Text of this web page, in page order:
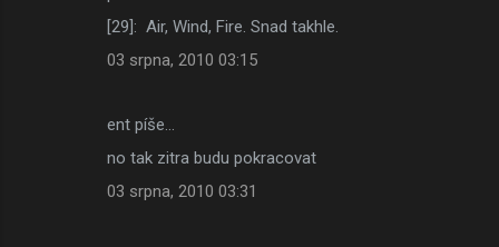
[29]: Air, Wind, Fire. Snad takhle.
03 srpna, 2010 03:15
ent píše…
no tak zitra budu pokracovat
03 srpna, 2010 03:31